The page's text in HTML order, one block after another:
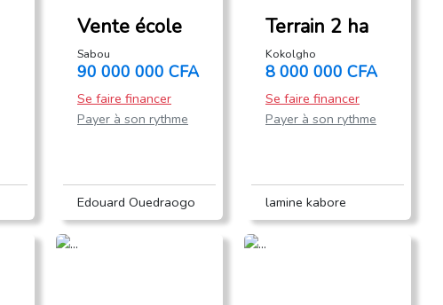
Vente école
Sabou
90 000 000 CFA
Se faire financer
Payer à son rythme
Edouard Ouedraogo
Terrain 2 ha
Kokolgho
8 000 000 CFA
Se faire financer
Payer à son rythme
lamine kabore